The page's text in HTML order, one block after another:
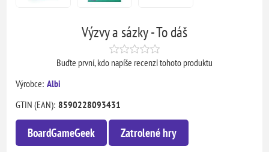
Výzvy a sázky - To dáš
Buďte první, kdo napíše recenzi tohoto produktu
Výrobce: Albi
GTIN (EAN): 8590228093431
BoardGameGeek Zatrolené hry